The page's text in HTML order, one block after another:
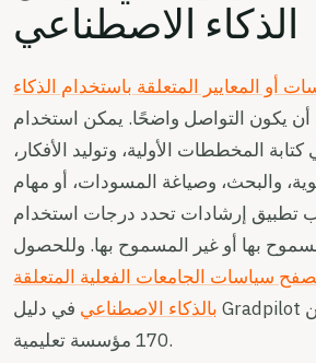
الذكاء الاصطناعي
أو المعايير المتعلقة باستخدام الذكاء
يكون التواصل واضحًا. يمكن استخدام
المخططات الأولية، وتوليد الأفكار،
والبحث، وصياغة المسودات، أو مهام
تطبيق إرشادات تحدد درجات استخدام
بها أو غير المسموح بها. وللحصول
سياسات الجامعات الفعلية المتعلقة
بالذكاء الاصطناعي في دليل Gradpilot الذي يضم أكثر من
170 مؤسسة تعليمية.